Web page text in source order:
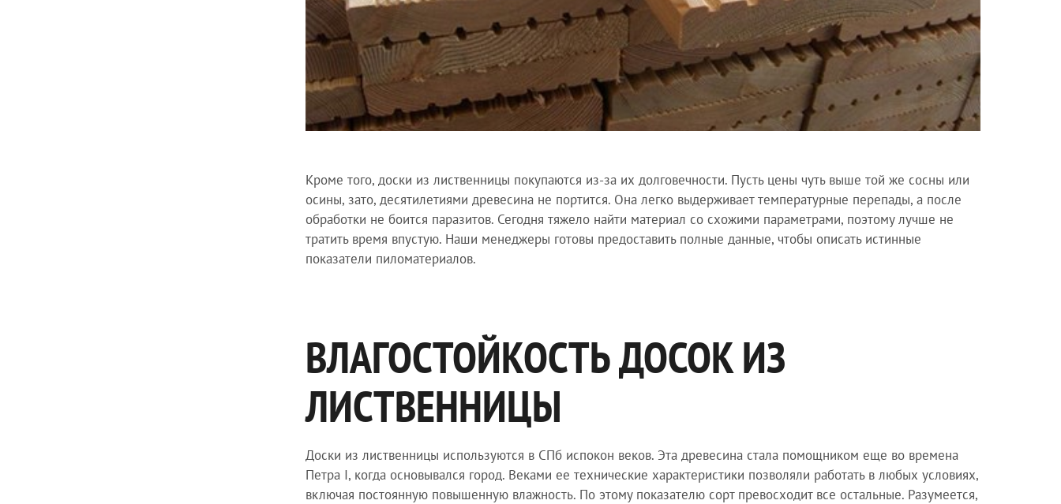
Кроме того, доски из лиственницы покупаются из-за их долговечности. Пусть цены чуть выше той же сосны или
осины, зато, десятилетиями древесина не портится. Она легко выдерживает температурные перепады, а после
обработки не боится паразитов. Сегодня тяжело найти материал со схожими параметрами, поэтому лучше не
тратить время впустую. Наши менеджеры готовы предоставить полные данные, чтобы описать истинные
показатели пиломатериалов.
ВЛАГОСТОЙКОСТЬ ДОСОК ИЗ
ЛИСТВЕННИЦЫ
Доски из лиственницы используются в СПб испокон веков. Эта древесина стала помощником еще во времена
Петра I, когда основывался город. Веками ее технические характеристики позволяли работать в любых условиях,
включая постоянную повышенную влажность. По этому показателю сорт превосходит все остальные. Разумеется,